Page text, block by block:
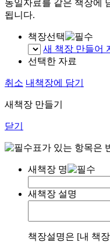
동일자료를 같은 책장에
됩니다.
책장선택
새 책장 만들어
선택한 자료
취소 내책장에 담기
새책장 만들기
닫기
표가 있는 항목은
새책장 명
새책장 설명
책장설명은 [내 책